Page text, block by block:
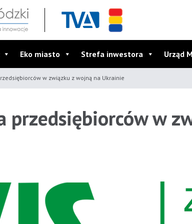
Eko miasto Strefa inwestora Urząd
w związku z wojną na Ukrainie
przedsiębiorców w